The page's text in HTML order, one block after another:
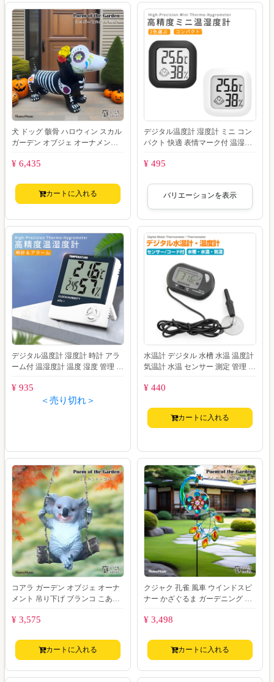
犬 ドッグ 骸骨 ハロウィン スカル
ガーデン オブジェ オーナメント
ング
¥ 6,435
カートに入れる
デジタル温度計 湿度計 ミニ コン
パクト 快適 表情マーク付 温湿度
壁
¥ 495
バリエーションを表示
デジタル温度計 湿度計 時計 アラ
ーム付 温湿度計 温度 湿度 管理 デ
症対
¥ 935
＜売り切れ＞
水温計 デジタル 水槽 水温 温度計
気温計 水温 センサー 測定 管理 ア
¥ 440
カートに入れる
コアラ ガーデン オブジェ オーナ
メント 吊り下げ ブランコ こあら
ア モ
¥ 3,575
カートに入れる
クジャク 孔雀 風車 ウインドスピ
ナー かざぐるま ガーデニング ガ
ーラー ラ
¥ 3,498
カートに入れる